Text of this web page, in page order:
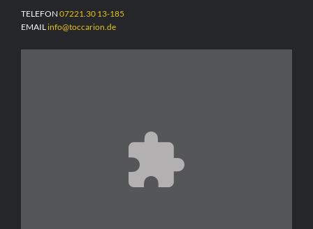
TELEFON 07221.30 13-185
EMAIL info@toccarion.de